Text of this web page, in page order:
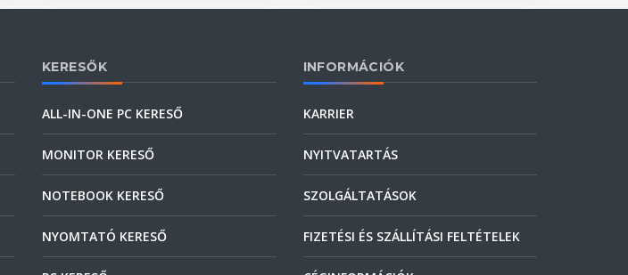
KERESŐK
ALL-IN-ONE PC KERESŐ
MONITOR KERESŐ
NOTEBOOK KERESŐ
NYOMTATÓ KERESŐ
INFORMÁCIÓK
KARRIER
NYITVATARTÁS
SZOLGÁLTATÁSOK
FIZETÉSI ÉS SZÁLLÍTÁSI FELTÉTELEK